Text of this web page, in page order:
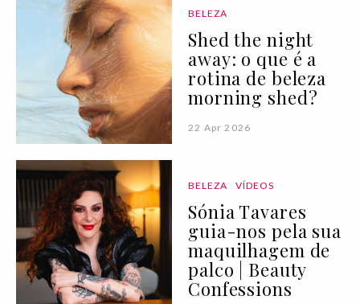
BELEZA
Shed the night
away: o que é a
rotina de beleza
morning shed?
22 Apr 2026
BELEZA VÍDEOS
Sónia Tavares
guia-nos pela sua
maquilhagem de
palco | Beauty
Confessions